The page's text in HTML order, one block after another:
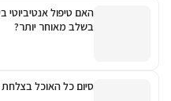
האם טיפול
בשלב מאוחר יותר?
סיום כל האוכל בצלחת